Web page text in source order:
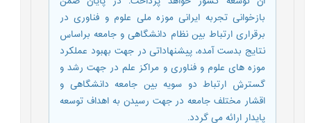
بازخوانی تجربه ایرانی موزه ملی علوم و فناوری در
برقراری ارتباط بین نظام دانشگاهی و جامعه براساس
نتایج بدست آمده، پیشنهاداتی در جهت بهبود عملکرد
موزه های علوم و فناوری و مراکز علم در جهت رشد و
گسترش ارتباط دو سویه بین جامعه دانشگاهی و
اقشار مختلف جامعه در جهت رسیدن به اهداف توسعه
پایدار ارائه می گردد.